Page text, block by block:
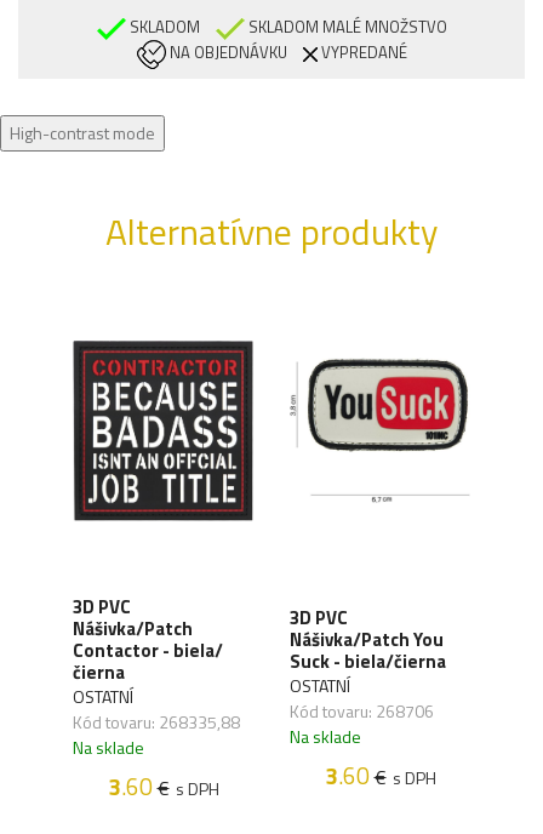
SKLADOM
SKLADOM MALÉ MNOŽSTVO
NA OBJEDNÁVKU
VYPREDANÉ
High-contrast mode
Alternatívne produkty
3D PVC
Nášivka/Patch
Contactor - biela/
čierna
OSTATNÍ
Kód tovaru: 268335,88
Na sklade
3.60€ s DPH
3D PVC
Nášivka/Patch You
Suck - biela/čierna
OSTATNÍ
Kód tovaru: 268706
Na sklade
3.60€ s DPH